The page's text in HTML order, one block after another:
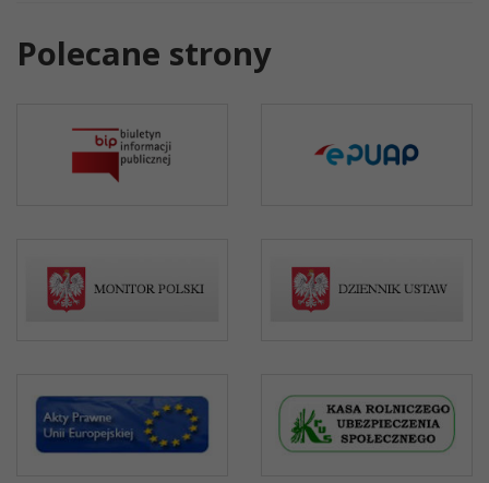
Polecane strony